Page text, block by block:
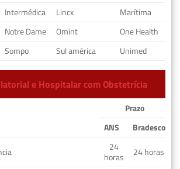
Intermédica Lincx
Marítima
Notre Dame Omint
One Health
Sompo Sul américa Unimed
e Hospitalar com Obstetrícia
Prazo
ANS
Bradesco
24
horas
24 horas